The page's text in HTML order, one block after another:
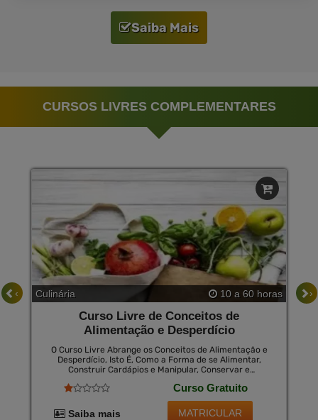
Saiba Mais
CURSOS LIVRES COMPLEMENTARES
Culinária 10 a 60 horas
Curso Livre de Conceitos de
Alimentação e Desperdício
O Curso Livre Abrange os Conceitos de Alimentação e
Desperdício, Isto É, Como a Forma de se Alimentar,
Construir Cardápios e Manipular, Conservar e
de Alimentos Desperdiçados e Como a Consciência
Social Vem Mudando para a Promoção da Preservação
dos Alimentos e Prezando Pelo Menor Desperdício
Curso Gratuito
Saiba mais MATRICULAR
‹ ›